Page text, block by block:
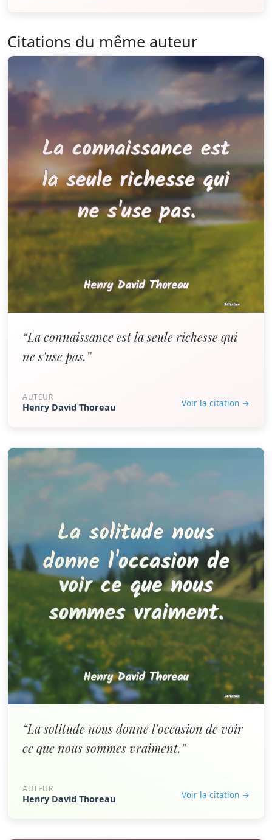
Citations du même auteur
“La connaissance est la seule richesse qui
ne s'use pas.”
AUTEUR
Henry David Thoreau Voir la citation →
“La solitude nous donne l'occasion de voir
ce que nous sommes vraiment.”
AUTEUR
Henry David Thoreau Voir la citation →